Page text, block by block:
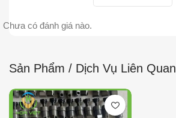
Chưa có đánh giá nào.
Sản Phẩm / Dịch Vụ Liên Quan